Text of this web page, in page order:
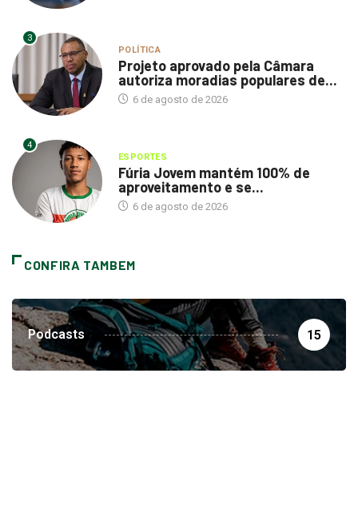
3
POLÍTICA
Projeto aprovado pela Câmara
autoriza moradias populares de...
6 de agosto de 2026
4
ESPORTES
Fúria Jovem mantém 100% de
aproveitamento e se...
6 de agosto de 2026
CONFIRA TAMBEM
Podcasts 15